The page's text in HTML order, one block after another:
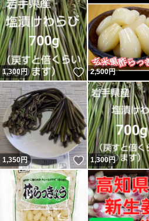
1,300円 いいね！
2,500円
1,350円 いいね！
1,300円